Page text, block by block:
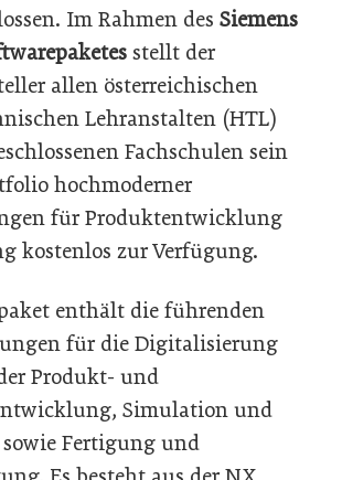
Im Rahmen des Siemens
stellt der
allen österreichischen
Lehranstalten (HTL)
Fachschulen sein
hochmoderner
für Produktentwicklung
kostenlos zur Verfügung.
enthält die führenden
für die Digitalisierung
Produkt- und
Simulation und
Fertigung und